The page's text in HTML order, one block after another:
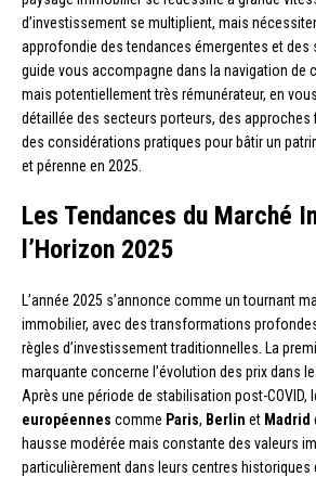
d’investissement se multiplient, mais
approfondie des tendances émergentes et des
guide vous accompagne dans la navigation de
mais potentiellement très rémunérateur, en
détaillée des secteurs porteurs, des
des considérations pratiques pour bâtir un
et pérenne en 2025.
Les Tendances du Marché
l’Horizon 2025
L’année 2025 s’annonce comme un tournant
immobilier, avec des transformations
règles d’investissement traditionnelles. La
marquante concerne l’évolution des prix dans
Après une période de stabilisation post-COVID,
européennes comme Paris, Berlin et Madrid
hausse modérée mais constante des valeurs
particulièrement dans leurs centres historiques